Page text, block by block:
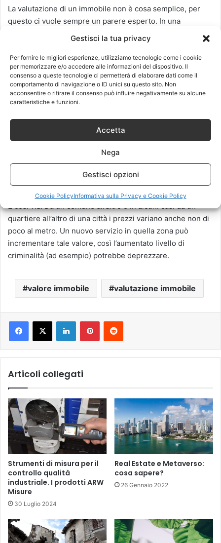
Gestisci la tua privacy
Per fornire le migliori esperienze, utilizziamo tecnologie come i cookie
per memorizzare e/o accedere alle informazioni del dispositivo. Il
consenso a queste tecnologie ci permetterà di elaborare dati come il
comportamento di navigazione o ID unici su questo sito. Non
acconsentire o ritirare il consenso può influire negativamente su alcune
caratteristiche e funzioni.
Accetta
Nega
Gestisci opzioni
Cookie PolicyInformativa sulla Privacy e Cookie Policy
La valutazione di un immobile non è cosa semplice, per
questo ci vuole sempre un parere esperto. In una
compravendita, infatti, ci sono variabili sia soggettive che
oggettive. Le prime tenderanno a far coincidere il prezzo
della valutazione con quello a cui si proverà a vendere
l’immobile. Tali variabili possono essere la fretta di
vendere, ad esempio. Le variabili oggettive sono invece il
valore nel mercato di quella zona (al metro quadrato), la
superficie commerciale, la tipologia di casa etc.
Nel settore anche la cosa più semplice cela in realtà,
rompicapi difficili da gestire. La superficie commerciale, ad
esempio, non è un’informazione semplice da calcolare
visto che diverse parti della casa hanno un peso diverso:
balconi, giardini, garage contano meno, ma solo fino a una
determinata dimensione in metri quadri dell’appartamento.
quartiere all’altro di una città i prezzi variano anche non di
poco al metro. Un nuovo servizio in quella zona può
incrementare tale valore, così l’aumentato livello di
criminalità (ad esempio) potrebbe deprezzare.
valore immobile valutazione immobile
LinkedInPinterestReddit
Articoli collegati
Strumenti di misura per il
controllo qualità
industriale. I prodotti ARW
Misure
30 Luglio 2024
Real Estate e Metaverso:
cosa sapere?
26 Gennaio 2022